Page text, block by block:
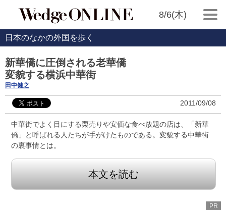
8/6(木)
日本のなかの外国を歩く
新華僑に圧倒される老華僑
変貌する横浜中華街
田中健之
2011/09/08
中華街でよく目にする栗売りや安価な食べ放題の店は、「新華
僑」と呼ばれる人たちが手がけたものである。変貌する中華街
の裏事情とは。
本文を読む
PR